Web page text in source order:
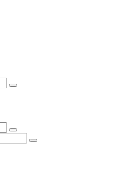
Sök
Sök
Sök